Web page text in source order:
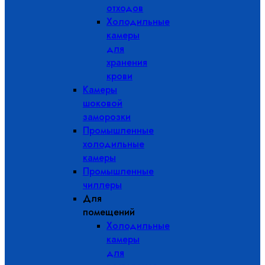
отходов
Холодильные
камеры
для
хранения
крови
Камеры
шоковой
заморозки
Промышленные
холодильные
камеры
Промышленные
чиллеры
Для
помещений
Холодильные
камеры
для